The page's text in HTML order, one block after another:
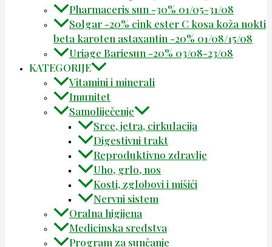
Pharmaceris sun -30% 01/05-31/08
Solgar -20% cink ester C kosa koža nokti
beta karoten astaxantin -20% 01/08/15/08
Uriage Bariesun -20% 03/08-23/08
KATEGORIJE
Vitamini i minerali
Imunitet
Samoliječenje
Srce, jetra, cirkulacija
Digestivni trakt
Reproduktivno zdravlje
Uho, grlo, nos
Kosti, zglobovi i mišići
Nervni sistem
Oralna higijena
Medicinska sredstva
Program za sunčanje